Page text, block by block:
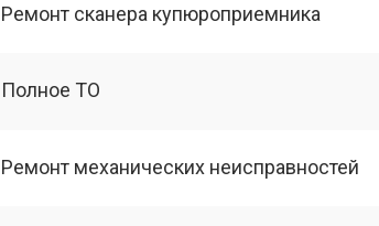
Ремонт сканера купюроприемника
Полное ТО
Ремонт механических неисправностей